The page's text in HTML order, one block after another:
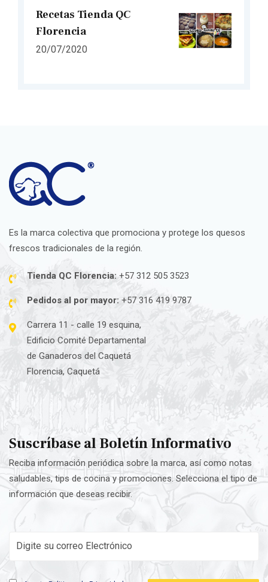
Recetas Tienda QC
Florencia
20/07/2020
Es la marca colectiva que promociona y protege los quesos
frescos tradicionales de la región.
Tienda QC Florencia: +57 312 505 3523
Pedidos al por mayor: +57 316 419 9787
Carrera 11 - calle 19 esquina,
Edificio Comité Departamental
de Ganaderos del Caquetá
Florencia, Caquetá
Suscríbase al Boletín Informativo
Reciba información periódica sobre la marca, así como notas
saludables, tips de cocina y promociones. Selecciona el tipo de
información que deseas recibir.